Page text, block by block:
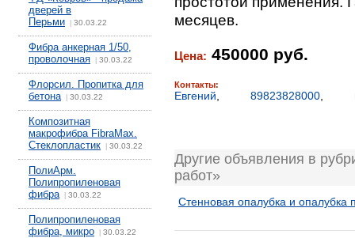
дверей в
Перьми
30.03.22
Фибра анкерная 1/50,
проволочная
30.03.22
Флорсил. Пропитка для
бетона| 30.03.22
Композитная
макрофибра FibraMax.
Стеклопластик
30.03.22
ПолиАрм.
Полипропиленовая
фибра| 30.03.22
Полипропиленовая
фибра, микро
30.03.22
месяцев.
Цена: 450000 руб.
Контакты:
Евгений 89823828000
Другие объявления в
работ»
Стенновая опалубка и опалубка